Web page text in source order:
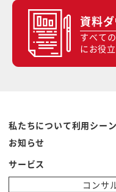
資料
すべて
にお役
私たちについて利用シーン
お知らせ
サービス
コンサ